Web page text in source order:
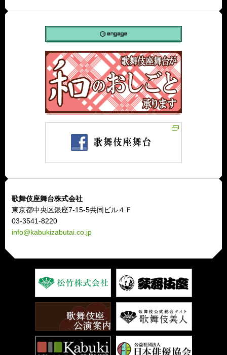
歌舞伎座舞台株式会社
東京都中央区銀座7-15-5共同ビル４Ｆ
03-3541-8220
info@kabukizabutai.co.jp